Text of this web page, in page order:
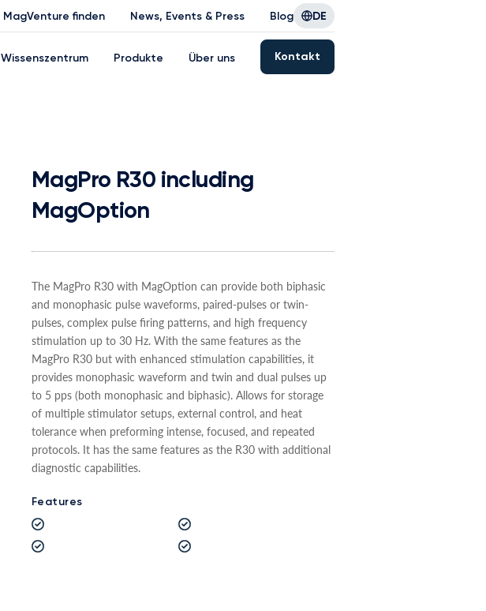
MagVenture finden News, Events & Press Blog DE
Wissenszentrum Produkte Über uns Kontakt
MagPro R30 including
MagOption
The MagPro R30 with MagOption can provide both biphasic
and monophasic pulse waveforms, paired-pulses or twin-
pulses, complex pulse firing patterns, and high frequency
stimulation up to 30 Hz. With the same features as the
MagPro R30 but with enhanced stimulation capabilities, it
provides monophasic waveform and twin and dual pulses up
to 5 pps (both monophasic and biphasic). Allows for storage
of multiple stimulator setups, external control, and heat
tolerance when preforming intense, focused, and repeated
protocols. It has the same features as the R30 with additional
diagnostic capabilities.
Features